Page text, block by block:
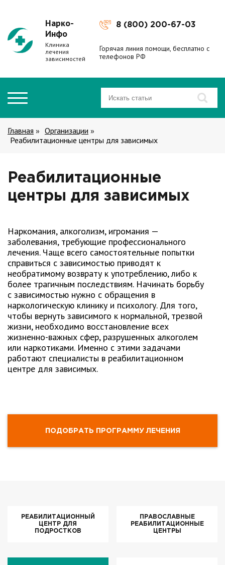
Нарко-
Инфо
Клиника
лечения
зависимостей
8 (800) 200-67-03
Горячая линия помощи, бесплатно с
телефонов РФ
Главная » Организации »
Реабилитационные центры для зависимых
Реабилитационные
центры для зависимых
Наркомания, алкоголизм, игромания —
заболевания, требующие профессионального
лечения. Чаще всего самостоятельные попытки
справиться с зависимостью приводят к
необратимому возврату к употреблению, либо к
более трагичным последствиям. Начинать борьбу
с зависимостью нужно с обращения в
наркологическую клинику и психологу. Для того,
чтобы вернуть зависимого к нормальной, трезвой
жизни, необходимо восстановление всех
жизненно-важных сфер, разрушенных алкоголем
или наркотиками. Именно с этими задачами
работают специалисты в реабилитационном
центре для зависимых.
ПОДОБРАТЬ ПРОГРАММУ ЛЕЧЕНИЯ
РЕАБИЛИТАЦИОННЫЙ
ЦЕНТР ДЛЯ
ПОДРОСТКОВ
ПРАВОСЛАВНЫЕ
РЕАБИЛИТАЦИОННЫЕ
ЦЕНТРЫ